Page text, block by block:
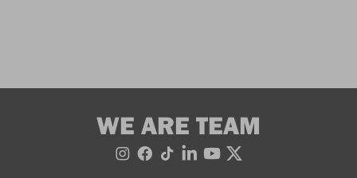
WE ARE TEAM